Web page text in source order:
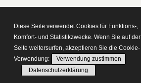
Diese Seite verwendet Cookies für Funktions-,
Komfort- und Statistikzwecke. Wenn Sie auf der
Seite weitersurfen, akzeptieren Sie die Cookie-
Verwendung:
Verwendung zustimmen
Datenschutzerklärung